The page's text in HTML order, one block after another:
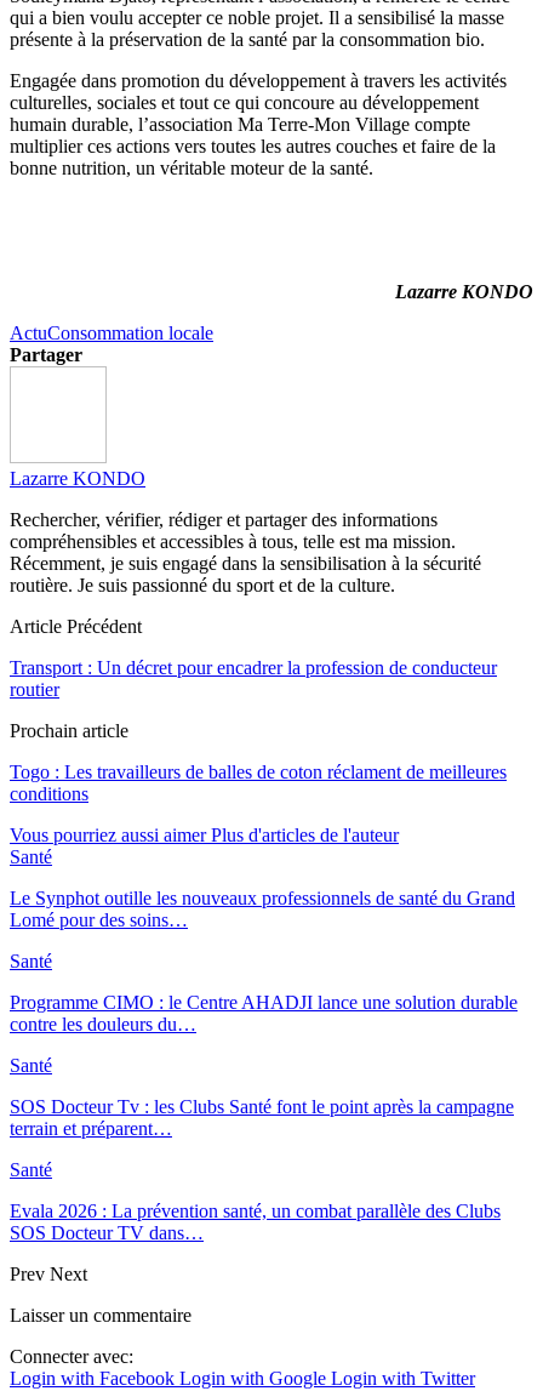
qui a bien voulu accepter ce noble projet. Il a sensibilisé la masse
présente à la préservation de la santé par la consommation bio.
Engagée dans promotion du développement à travers les activités
culturelles, sociales et tout ce qui concoure au développement
humain durable, l’association Ma Terre-Mon Village compte
multiplier ces actions vers toutes les autres couches et faire de la
bonne nutrition, un véritable moteur de la santé.
Lazarre KONDO
ActuConsommation locale
Partager
Lazarre KONDO
Rechercher, vérifier, rédiger et partager des informations
compréhensibles et accessibles à tous, telle est ma mission.
Récemment, je suis engagé dans la sensibilisation à la sécurité
routière. Je suis passionné du sport et de la culture.
Article Précédent
Transport : Un décret pour encadrer la profession de conducteur
routier
Prochain article
Togo : Les travailleurs de balles de coton réclament de meilleures
conditions
Vous pourriez aussi aimer Plus d'articles de l'auteur
Santé
Le Synphot outille les nouveaux professionnels de santé du Grand
Lomé pour des soins…
Santé
Programme CIMO : le Centre AHADJI lance une solution durable
contre les douleurs du…
Santé
SOS Docteur Tv : les Clubs Santé font le point après la campagne
terrain et préparent…
Santé
Evala 2026 : La prévention santé, un combat parallèle des Clubs
SOS Docteur TV dans…
Prev Next
Laisser un commentaire
Connecter avec:
Login with Facebook Login with Google Login with Twitter